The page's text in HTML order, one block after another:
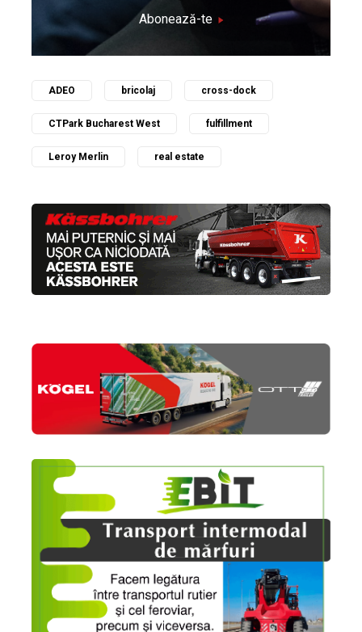
Abonează-te
ADEO bricolaj cross-dock
CTPark Bucharest West fulfillment
Leroy Merlin real estate